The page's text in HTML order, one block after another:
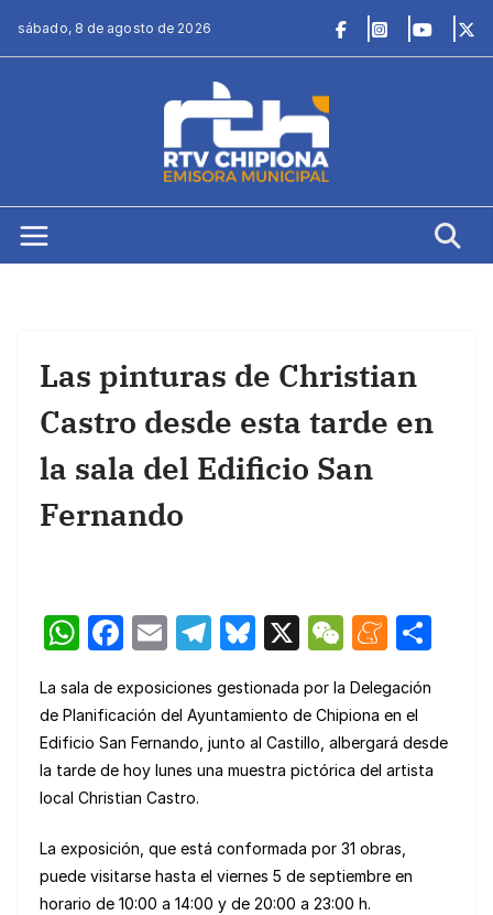
sábado, 8 de agosto de 2026
Las pinturas de Christian
Castro desde esta tarde en
la sala del Edificio San
Fernando
W
at
s
A
p
p
F
c
e
b
o
o
k
E
ail
T
e
gr
a
Bl
e
s
k
X
W
C
h
at
M
n
e
a
e
p
ar
La sala de exposiciones gestionada por la Delegación
de Planificación del Ayuntamiento de Chipiona en el
Edificio San Fernando, junto al Castillo, albergará desde
la tarde de hoy lunes una muestra pictórica del artista
local Christian Castro.
La exposición, que está conformada por 31 obras,
puede visitarse hasta el viernes 5 de septiembre en
horario de 10:00 a 14:00 y de 20:00 a 23:00 h.